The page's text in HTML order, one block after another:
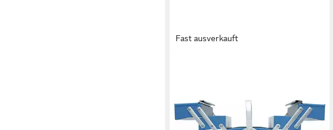
Fast ausverkauft
6610580
ab 151,91 €
lieferbar - in 2-3 Werktagen bei dir